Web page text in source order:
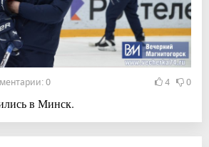
0 4 0
в Минск.